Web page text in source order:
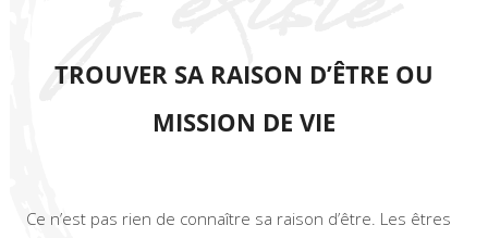
TROUVER SA RAISON D’ÊTRE OU
MISSION DE VIE
Ce n’est pas rien de connaître sa raison d’être. Les êtres